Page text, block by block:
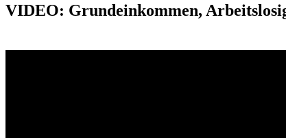
VIDEO: Grundeinkommen,